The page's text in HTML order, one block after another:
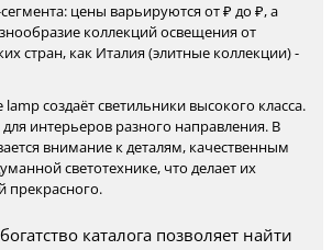
цены варьируются от ₽ до ₽, а
коллекций освещения от
стран, как Италия (элитные коллекции) -
создаёт светильники высокого класса.
интерьеров разного направления. В
внимание к деталям, качественным
светотехнике, что делает их
прекрасного.
каталога позволяет найти